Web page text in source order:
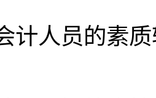
人员的素质